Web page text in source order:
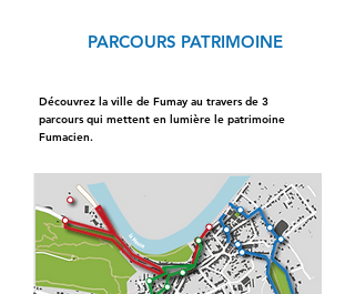
PARCOURS PATRIMOINE
Découvrez la ville de Fumay au travers de 3
parcours qui mettent en lumière le patrimoine
Fumacien.